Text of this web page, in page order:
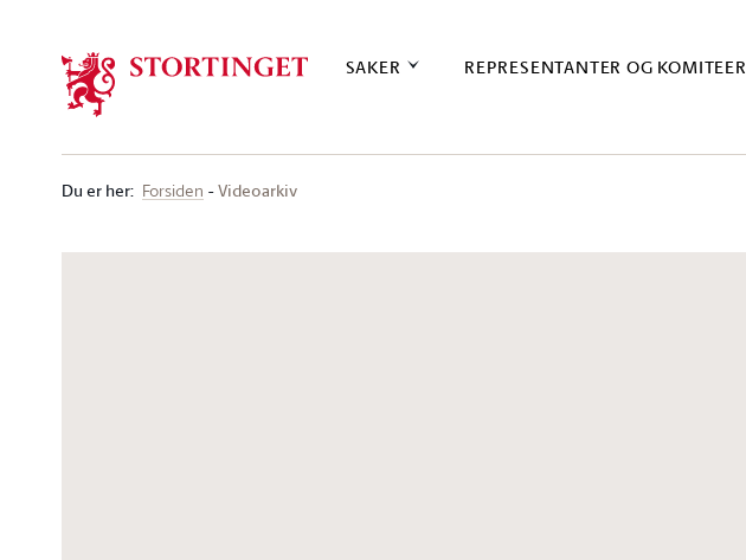
SAKER REPRESENTANTER OG KOMITEER
Du er her: Forsiden Videoarkiv